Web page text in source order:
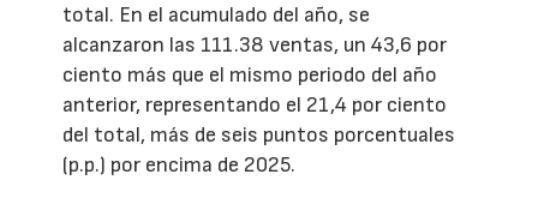
total. En el acumulado del año, se
alcanzaron las 111.38 ventas, un 43,6 por
ciento más que el mismo periodo del año
anterior, representando el 21,4 por ciento
del total, más de seis puntos porcentuales
(p.p.) por encima de 2025.